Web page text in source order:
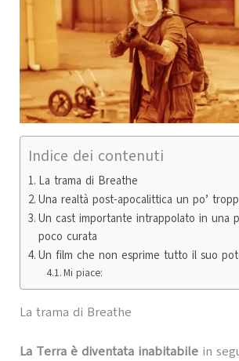
Indice dei contenuti
La trama di Breathe
Una realtà post-apocalittica un po’
Un cast importante intrappolato in una
poco curata
Un film che non esprime tutto il suo
Mi piace:
La trama di Breathe
La Terra è diventata inabitabilein